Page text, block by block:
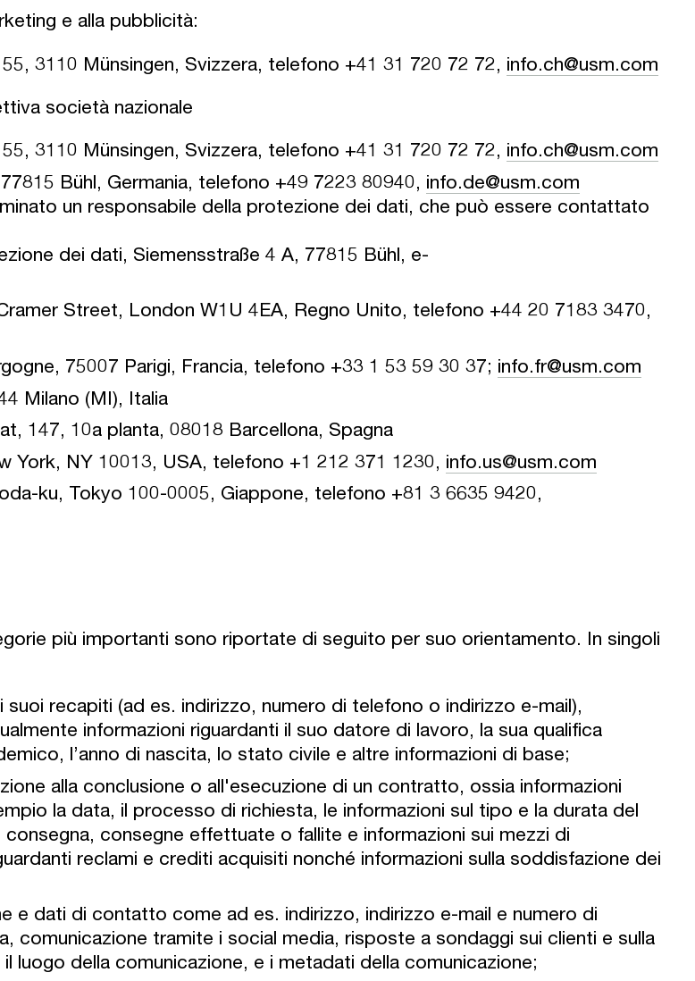
e alla pubblicità:
3110 Münsingen, Svizzera, telefono +41 31 720 72 72, info.ch@usm.com
società nazionale
3110 Münsingen, Svizzera, telefono +41 31 720 72 72, info.ch@usm.com
Bühl, Germania, telefono +49 7223 80940, info.de@usm.com
un responsabile della protezione dei dati, che può essere contattato
dei dati, Siemensstraße 4 A, 77815 Bühl, e-
Street, London W1U 4EA, Regno Unito, telefono +44 20 7183 3470,
75007 Parigi, Francia, telefono +33 1 53 59 30 37; info.fr@usm.com
Milano (MI), Italia
147, 10a planta, 08018 Barcellona, Spagna
York, NY 10013, USA, telefono +1 212 371 1230, info.us@usm.com
ku, Tokyo 100-0005, Giappone, telefono +81 3 6635 9420,
più importanti sono riportate di seguito per suo orientamento. In singoli
recapiti (ad es. indirizzo, numero di telefono o indirizzo e-mail),
informazioni riguardanti il suo datore di lavoro, la sua qualifica
l’anno di nascita, lo stato civile e altre informazioni di base;
alla conclusione o all'esecuzione di un contratto, ossia informazioni
la data, il processo di richiesta, le informazioni sul tipo e la durata del
consegne effettuate o fallite e informazioni sui mezzi di
reclami e crediti acquisiti nonché informazioni sulla soddisfazione dei
e dati di contatto come ad es. indirizzo, indirizzo e-mail e numero di
tramite i social media, risposte a sondaggi sui clienti e sulla
luogo della comunicazione, e i metadati della comunicazione;